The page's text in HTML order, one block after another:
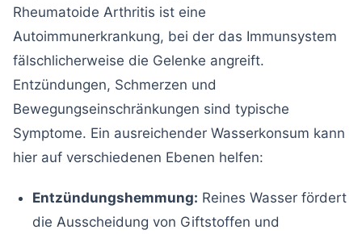
Rheumatoide Arthritis ist eine
Autoimmunerkrankung, bei der das Immunsystem
fälschlicherweise die Gelenke angreift.
Entzündungen, Schmerzen und
Bewegungseinschränkungen sind typische
Symptome. Ein ausreichender Wasserkonsum kann
hier auf verschiedenen Ebenen helfen:
Entzündungshemmung: Reines Wasser fördert
die Ausscheidung von Giftstoffen und